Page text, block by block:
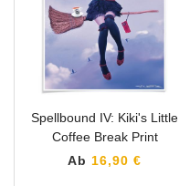
Spellbound IV: Kiki's Little
Coffee Break Print
Ab 16,90 €